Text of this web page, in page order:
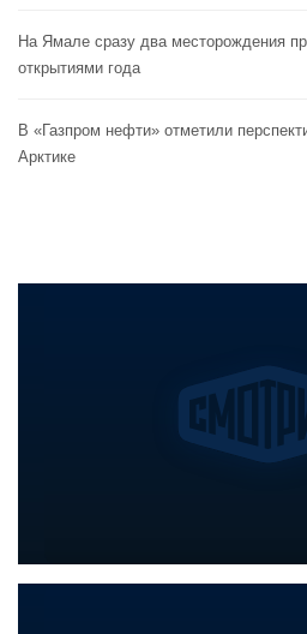
На Ямале сразу два месторождения
открытиями года
В «Газпром нефти» отметили
Арктике